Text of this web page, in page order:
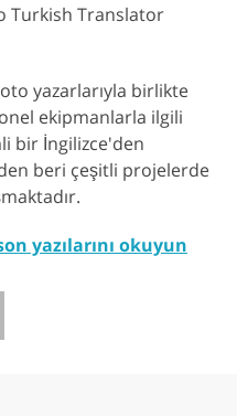
Turkish Translator
yazarlarıyla birlikte
ekipmanlarla ilgili
bir İngilizce'den
beri çeşitli projelerde
yazılarını okuyun